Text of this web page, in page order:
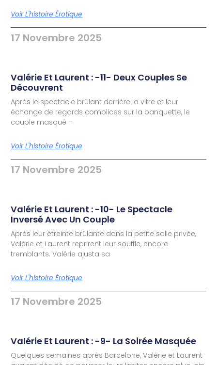
Voir L'histoire Érotique
17 Novembre 2025
Valérie Et Laurent : -11- Deux Couples Se
Découvrent
Après le spectacle brûlant derrière la vitre et leur
échange de regards complices sur la banquette, le
couple masqué –
Voir L'histoire Érotique
17 Novembre 2025
Valérie Et Laurent : -10- Le Spectacle
Inversé Avec Un Couple
Après leur étreinte brûlante dans la petite salle privée,
Valérie et Laurent reprirent leur souffle, encore
tremblants. Valérie ajusta sa
Voir L'histoire Érotique
17 Novembre 2025
Valérie Et Laurent : -9- La Soirée Masquée
Quelques semaines après Barcelone, Valérie et Laurent